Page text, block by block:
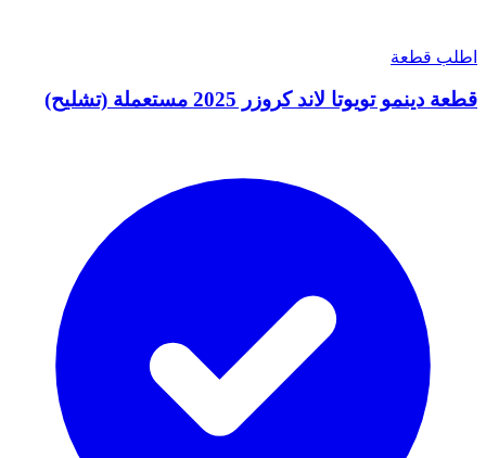
اطلب قطعة
قطعة دينمو تويوتا لاند كروزر 2025 مستعملة (تشليح)